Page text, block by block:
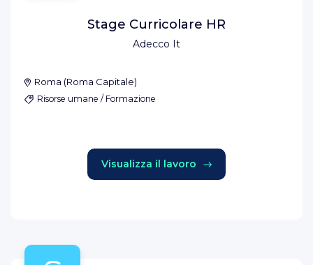
Adecco It
Stage Curricolare HR
Roma (Roma Capitale)
Risorse umane / Formazione
Visualizza il lavoro